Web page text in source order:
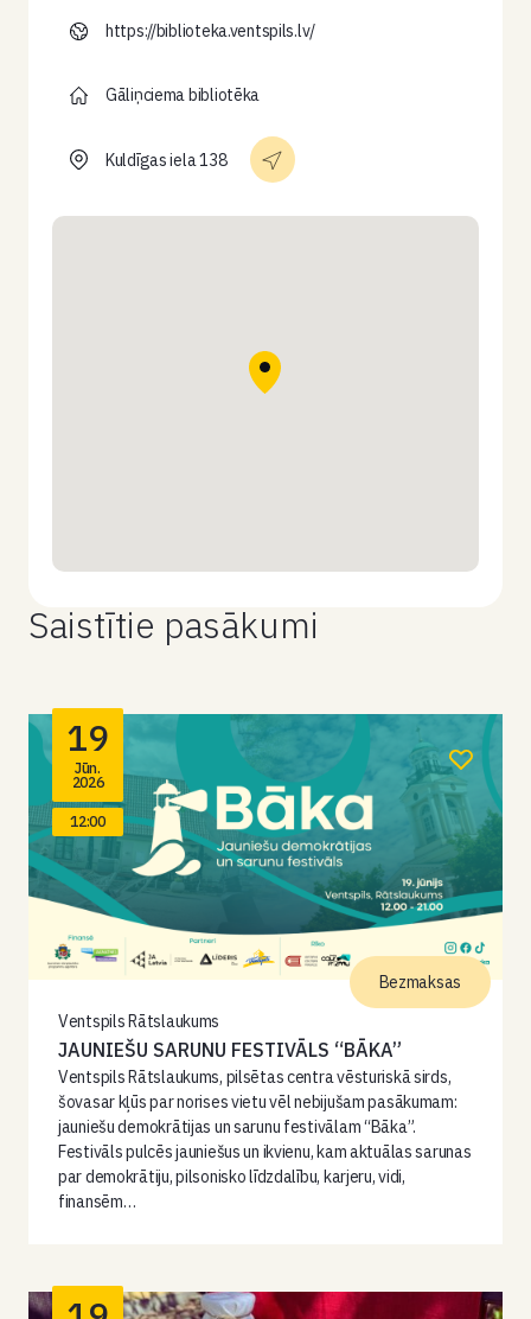
https://biblioteka.ventspils.lv/
Gāliņciema bibliotēka
Kuldīgas iela 138
Saistītie pasākumi
19
Jūn.
2026
12:00
Ventspils Rātslaukums
JAUNIEŠU SARUNU FESTIVĀLS “BĀKA”
Ventspils Rātslaukums, pilsētas centra vēsturiskā sirds,
šovasar kļūs par norises vietu vēl nebijušam pasākumam:
jauniešu demokrātijas un sarunu festivālam “Bāka”.
Festivāls pulcēs jauniešus un ikvienu, kam aktuālas sarunas
par demokrātiju, pilsonisko līdzdalību, karjeru, vidi,
finansēm…
Bezmaksas